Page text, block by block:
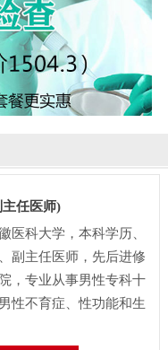
任医师)
医科大学，本科学历、
副主任医师，先后进修
，专业从事男性专科十
性不育症、性功能和生